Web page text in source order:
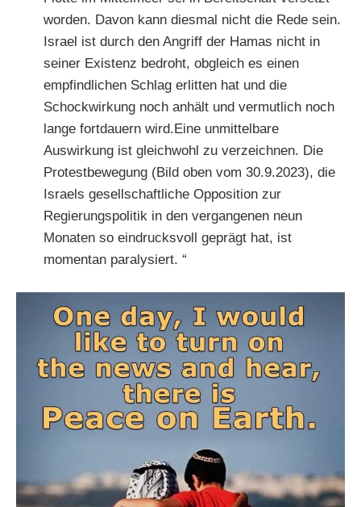
worden. Davon kann diesmal nicht die Rede sein.
Israel ist durch den Angriff der Hamas nicht in
seiner Existenz bedroht, obgleich es einen
empfindlichen Schlag erlitten hat und die
Schockwirkung noch anhält und vermutlich noch
lange fortdauern wird.Eine unmittelbare
Auswirkung ist gleichwohl zu verzeichnen. Die
Protestbewegung (Bild oben vom 30.9.2023), die
Israels gesellschaftliche Opposition zur
Regierungspolitik in den vergangenen neun
Monaten so eindrucksvoll geprägt hat, ist
momentan paralysiert. “